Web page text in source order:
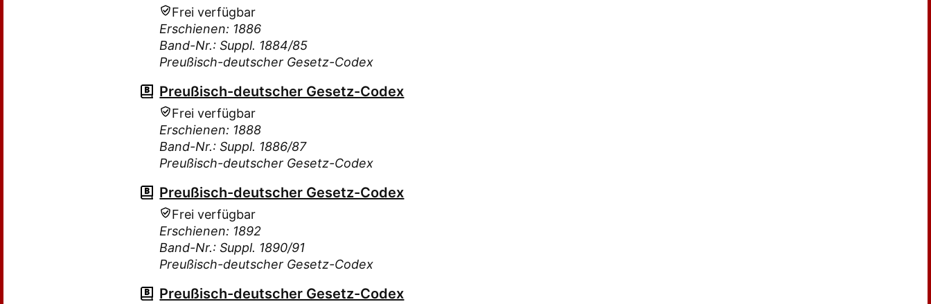
Frei verfügbar
Erschienen: 1886
Band-Nr.: Suppl. 1884/85
Preußisch-deutscher Gesetz-Codex
Preußisch-deutscher Gesetz-Codex
Frei verfügbar
Erschienen: 1888
Band-Nr.: Suppl. 1886/87
Preußisch-deutscher Gesetz-Codex
Preußisch-deutscher Gesetz-Codex
Frei verfügbar
Erschienen: 1892
Band-Nr.: Suppl. 1890/91
Preußisch-deutscher Gesetz-Codex
Preußisch-deutscher Gesetz-Codex